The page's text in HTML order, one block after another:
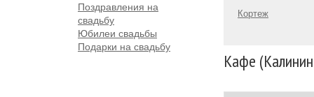
Поздравления на
свадьбу
Юбилеи свадьбы
Подарки на свадьбу
Кортеж
Кафе